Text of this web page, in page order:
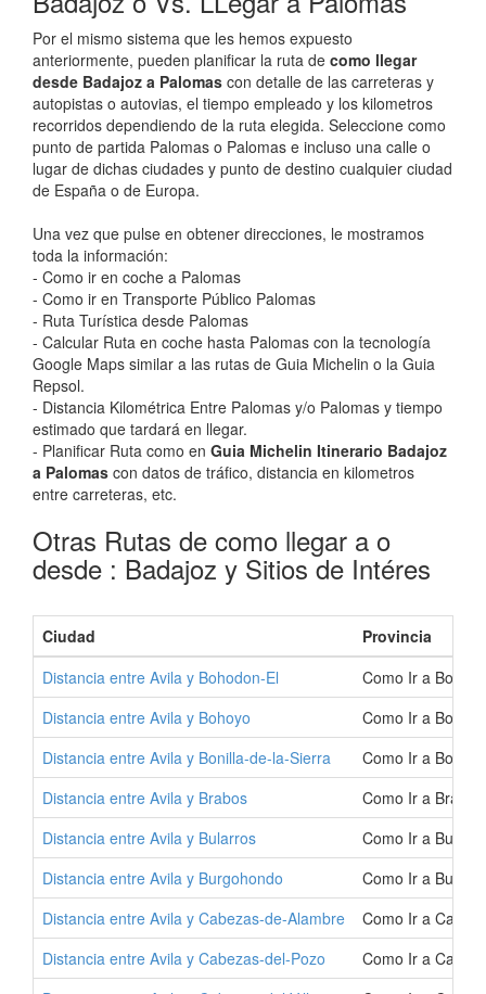
Por el mismo sistema que les hemos expuesto
anteriormente, pueden planificar la ruta de como llegar
desde Badajoz a Palomas con detalle de las carreteras y
autopistas o autovias, el tiempo empleado y los kilometros
recorridos dependiendo de la ruta elegida. Seleccione como
punto de partida Palomas o Palomas e incluso una calle o
lugar de dichas ciudades y punto de destino cualquier ciudad
de España o de Europa.
Una vez que pulse en obtener direcciones, le mostramos
toda la información:
- Como ir en coche a Palomas
- Como ir en Transporte Público Palomas
- Ruta Turística desde Palomas
- Calcular Ruta en coche hasta Palomas con la tecnología
Google Maps similar a las rutas de Guia Michelin o la Guia
Repsol.
- Distancia Kilométrica Entre Palomas y/o Palomas y tiempo
estimado que tardará en llegar.
- Planificar Ruta como en Guia Michelin Itinerario Badajoz
a Palomas con datos de tráfico, distancia en kilometros
entre carreteras, etc.
Otras Rutas de como llegar a o
desde : Badajoz y Sitios de Intéres
Ciudad
Provincia
Distancia entre Avila y Bohodon-El
Como Ir a
Distancia entre Avila y Bohoyo
Como Ir a
Distancia entre Avila y Bonilla-de-la-Sierra
Como Ir a
Distancia entre Avila y Brabos
Como Ir a
Distancia entre Avila y Bularros
Como Ir a
Distancia entre Avila y Burgohondo
Como Ir a
Distancia entre Avila y Cabezas-de-Alambre
Como Ir a
Distancia entre Avila y Cabezas-del-Pozo
Como Ir a